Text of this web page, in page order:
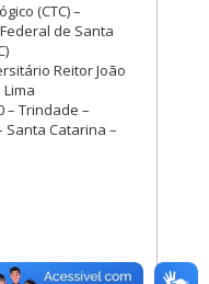
(CTC) –
de Santa
Reitor João
– Trindade –
Santa Catarina –